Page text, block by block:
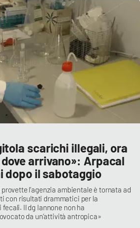
scarichi illegali, ora
arrivano»: Arpacal
dopo il sabotaggio
l’agenzia ambientale è tornata ad
con risultati drammatici per la
Il dg Iannone non ha
da un’attività antropica»